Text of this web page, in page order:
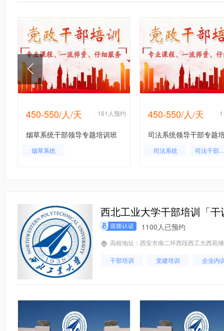
450-550/人/天 161人预约
烟草系统干部领导专题培训班
烟草系统
450-550/人/天
司法系统领导干部专题
司法系统
司法干
西北工业大学干部培训「干
1100人已预约
高校地址：西安市南二环西段西工大西苑
干部培训 党建培训 企业内